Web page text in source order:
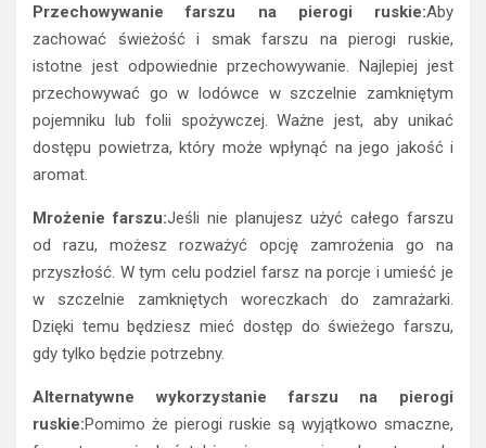
Przechowywanie farszu na pierogi ruskie:Aby
zachować świeżość i smak farszu na pierogi ruskie,
istotne jest odpowiednie przechowywanie. Najlepiej jest
przechowywać go w lodówce w szczelnie zamkniętym
pojemniku lub folii spożywczej. Ważne jest, aby unikać
dostępu powietrza, który może wpłynąć na jego jakość i
aromat.
Mrożenie farszu:Jeśli nie planujesz użyć całego farszu
od razu, możesz rozważyć opcję zamrożenia go na
przyszłość. W tym celu podziel farsz na porcje i umieść je
w szczelnie zamkniętych woreczkach do zamrażarki.
Dzięki temu będziesz mieć dostęp do świeżego farszu,
gdy tylko będzie potrzebny.
Alternatywne wykorzystanie farszu na pierogi
ruskie:Pomimo że pierogi ruskie są wyjątkowo smaczne,